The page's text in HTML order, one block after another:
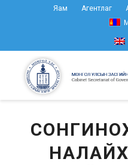
Яам Агентлаг
НАЛАЙХ